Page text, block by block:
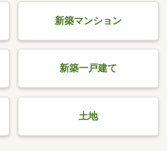
新築マンション
新築一戸建て
土地